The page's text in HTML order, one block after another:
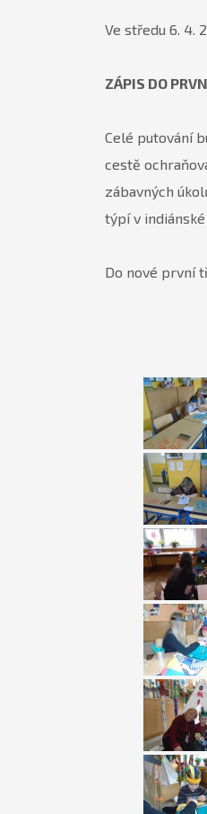
Ve středu 6. 4.
ZÁPIS DO
Celé putování
cestě
zábavných
týpí v indiánské
Do nové první